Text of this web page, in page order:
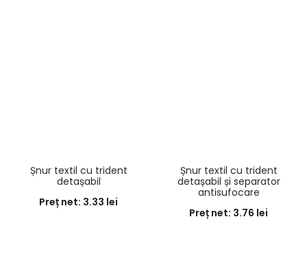
Șnur textil cu trident
detașabil
Preț net: 3.33 lei
Șnur textil cu trident
detașabil și separator
antisufocare
Preț net: 3.76 lei